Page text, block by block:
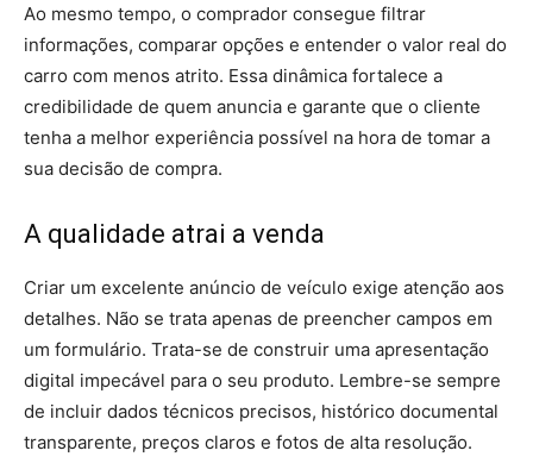
Ao mesmo tempo, o comprador consegue filtrar
informações, comparar opções e entender o valor real do
carro com menos atrito. Essa dinâmica fortalece a
credibilidade de quem anuncia e garante que o cliente
tenha a melhor experiência possível na hora de tomar a
sua decisão de compra.
A qualidade atrai a venda
Criar um excelente anúncio de veículo exige atenção aos
detalhes. Não se trata apenas de preencher campos em
um formulário. Trata-se de construir uma apresentação
digital impecável para o seu produto. Lembre-se sempre
de incluir dados técnicos precisos, histórico documental
transparente, preços claros e fotos de alta resolução.